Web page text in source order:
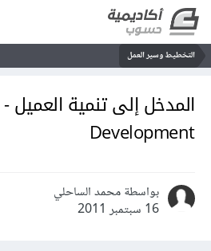
التخطيط وسير العمل
Development
بواسطة محمد الساحلي
16 سبتمبر 2011